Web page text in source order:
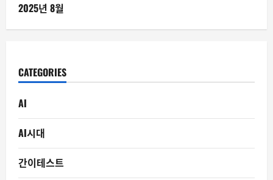
2025년 8월
CATEGORIES
AI
AI시대
간이테스트